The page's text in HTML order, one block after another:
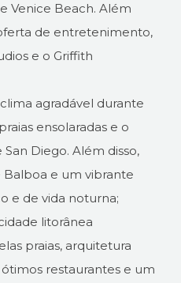
Venice Beach. Além
de entretenimento,
e o Griffith
agradável durante
ensolaradas e o
Diego. Além disso,
e um vibrante
e de vida noturna;
litorânea
praias, arquitetura
restaurantes e um